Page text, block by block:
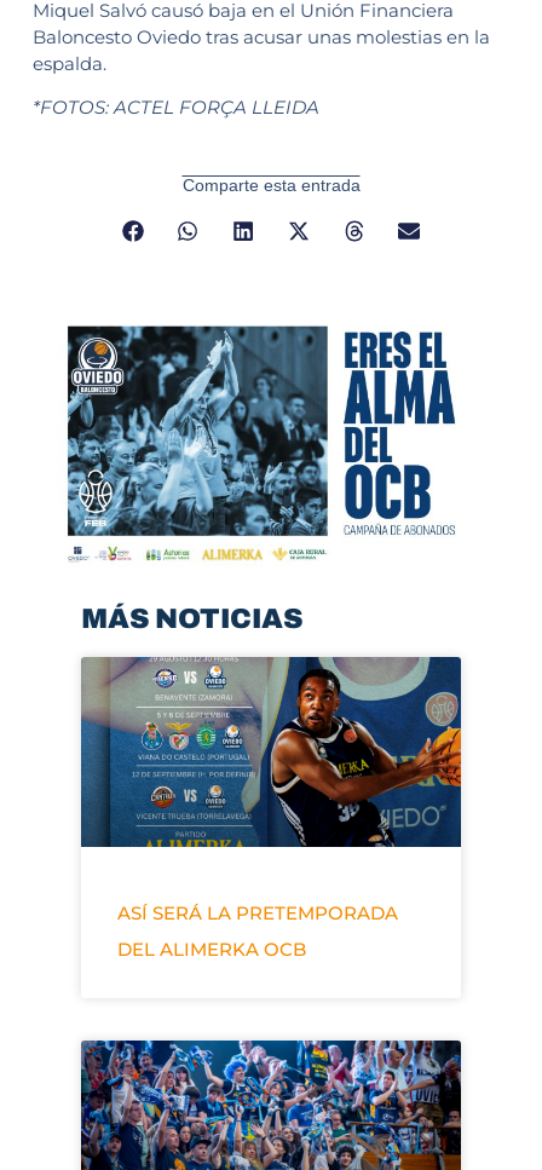
Miquel Salvó causó baja en el Unión Financiera
Baloncesto Oviedo tras acusar unas molestias en la
espalda.
*FOTOS: ACTEL FORÇA LLEIDA
Comparte esta entrada
MÁS NOTICIAS
ASÍ SERÁ LA PRETEMPORADA
DEL ALIMERKA OCB